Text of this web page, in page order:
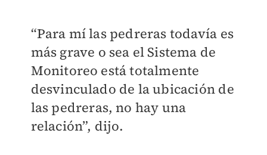
“Para mí las pedreras todavía es
más grave o sea el Sistema de
Monitoreo está totalmente
desvinculado de la ubicación de
las pedreras, no hay una
relación”, dijo.